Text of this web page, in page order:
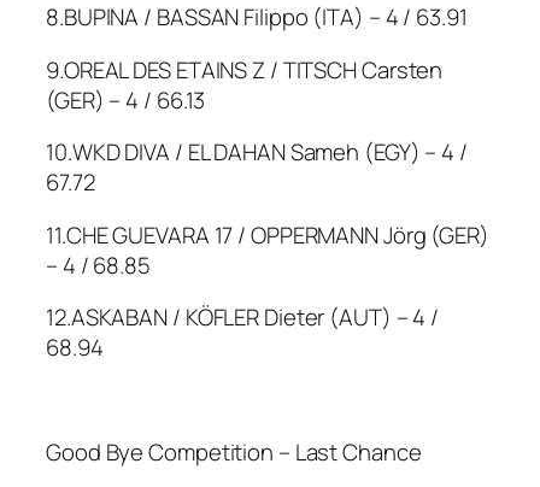
8.BUPINA / BASSAN Filippo (ITA) – 4 / 63.91
9.OREAL DES ETAINS Z / TITSCH Carsten
(GER) – 4 / 66.13
10.WKD DIVA / EL DAHAN Sameh (EGY) – 4 /
67.72
11.CHE GUEVARA 17 / OPPERMANN Jörg (GER)
– 4 / 68.85
12.ASKABAN / KÖFLER Dieter (AUT) – 4 /
68.94
Good Bye Competition – Last Chance